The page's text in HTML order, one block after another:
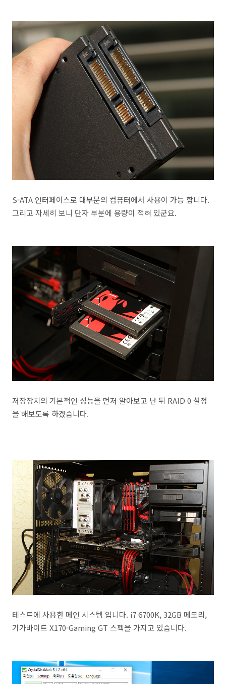
S-ATA 인터페이스로 대부분의 컴퓨터에서 사용이 가능 합니다.
그리고 자세히 보니 단자 부분에 용량이 적혀 있군요.
저장장치의 기본적인 성능을 먼저 알아보고 난 뒤 RAID 0 설정
을 해보도록 하겠습니다.
테스트에 사용한 메인 시스템 입니다. i7 6700K, 32GB 메모리,
기가바이트 X170-Gaming GT 스펙을 가지고 있습니다.